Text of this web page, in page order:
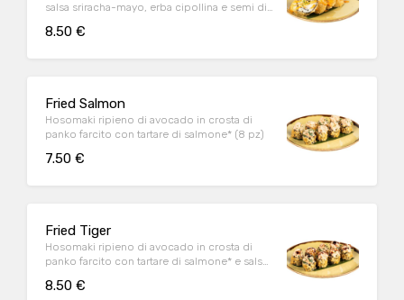
salsa sriracha-mayo, erba cipollina e semi di
8.50 €
Fried Salmon
Hosomaki ripieno di avocado in crosta di
panko farcito con tartare di salmone* (8 pz)
7.50 €
Fried Tiger
Hosomaki ripieno di avocado in crosta di
panko farcito con tartare di salmone* e salsa
8.50 €